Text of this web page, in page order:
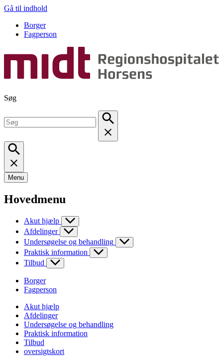
Gå til indhold
Borger
Fagperson
Søg
Menu
Hovedmenu
Akut hjælp
Afdelinger
Undersøgelse og behandling
Praktisk information
Tilbud
Borger
Fagperson
Akut hjælp
Afdelinger
Undersøgelse og behandling
Praktisk information
Tilbud
oversigtskort